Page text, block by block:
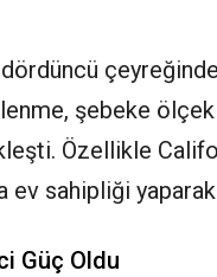
şebeke
Özellikle
ev sahipliği
Güç Oldu